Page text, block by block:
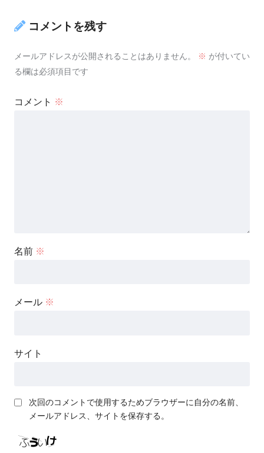
コメントを残す
メールアドレスが公開されることはありません。 ※ が付いてい
る欄は必須項目です
コメント ※
名前 ※
メール ※
サイト
次回のコメントで使用するためブラウザーに自分の名前、
メールアドレス、サイトを保存する。